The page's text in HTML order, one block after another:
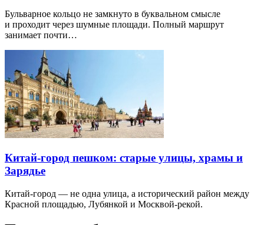
Бульварное кольцо не замкнуто в буквальном смысле
и проходит через шумные площади. Полный маршрут
занимает почти…
Китай-город пешком: старые улицы, храмы и
Зарядье
Китай-город — не одна улица, а исторический район между
Красной площадью, Лубянкой и Москвой-рекой.